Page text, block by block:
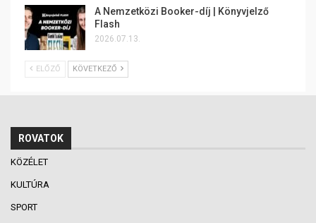
A Nemzetközi Booker-díj | Könyvjelző
Flash
2026.07.13.
ELŐZŐ KÖVETKEZŐ
ROVATOK
KÖZÉLET
KULTÚRA
SPORT